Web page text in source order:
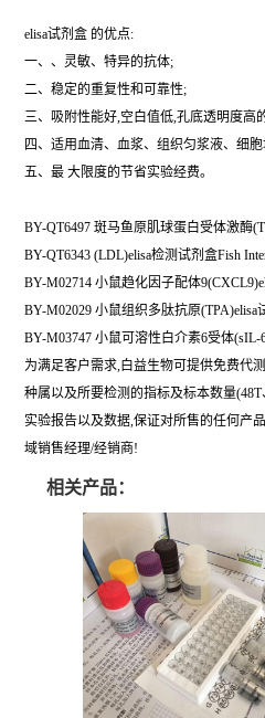
elisa试剂盒 的优点:
一、、灵敏、特异的抗体;
二、稳定的重复性和可靠性;
三、吸附性能好,空白值低,孔底透明度高
四、适用血清、血浆、组织匀浆液、细
五、最 大限度的节省实验经费。
BY-QT6497 斑马鱼原肌球蛋白受体激酶
BY-QT6343 (LDL)elisa检测试剂盒Fish
BY-M02714 小鼠趋化因子配体
BY-M02029 小鼠组织多肽抗原(TPA)elisa
BY-M03747 小鼠可溶性白介素6受体(sIL-
为满足客户需求,白益生物可提供免费代
种属以及所要检测的指标及标本数量
实验报告以及数据,保证对所售的任何产
域销售经理/经销商!
相关产品：